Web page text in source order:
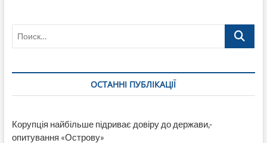
Поиск…
ОСТАННІ ПУБЛІКАЦІЇ
Корупція найбільше підриває довіру до держави,-
опитування «Острову»